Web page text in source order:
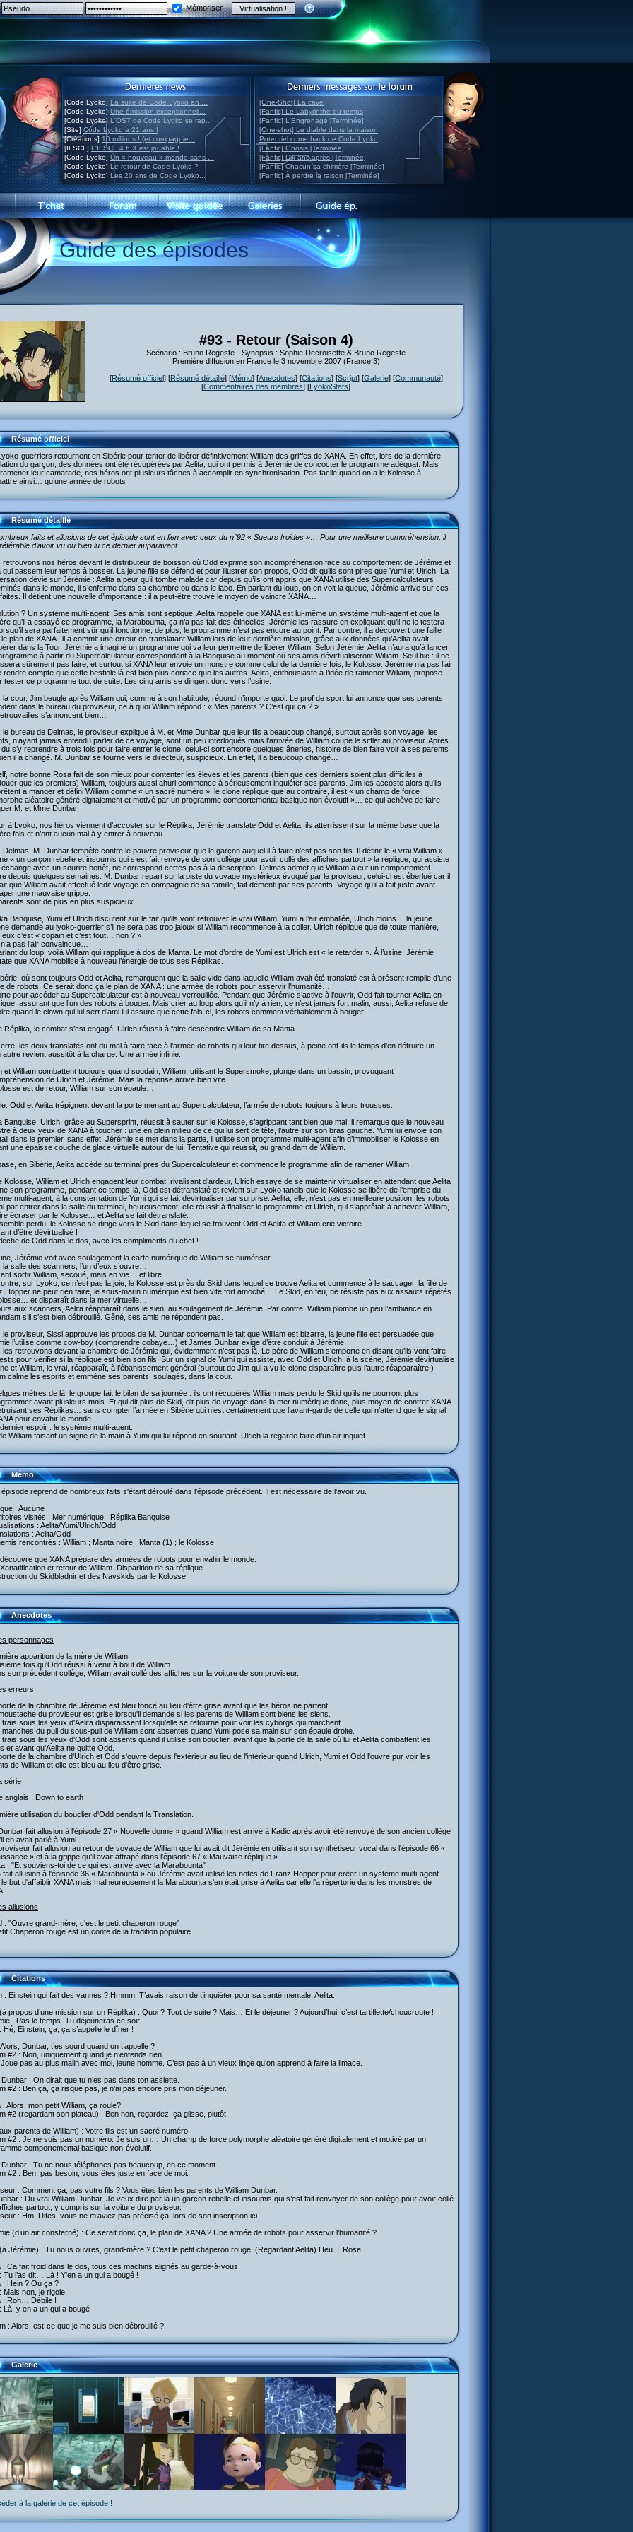
Mémoriser
[Code Lyoko] La suite de Code Lyoko en ...
[Code Lyoko] Une émission exceptionnell...
[Code Lyoko] L'OST de Code Lyoko se rap...
[Site] Code Lyoko a 21 ans !
[Créations] 10 millions ! (et compagnie...
[IFSCL] L'IFSCL 4.6.X est jouable !
[Code Lyoko] Un « nouveau » monde sans ...
[Code Lyoko] Le retour de Code Lyoko ?
[Code Lyoko] Les 20 ans de Code Lyoko...
[One-Shot] La cave
[Fanfic] Le Labyrinthe du temps
[Fanfic] L'Engrenage [Terminée]
[One-shot] Le diable dans la maison
Potentiel come back de Code Lyoko
[Fanfic] Gnosis [Terminée]
[Fanfic] Dix ans après [Terminée]
[Fanfic] Chacun sa chimère [Terminée]
[Fanfic] À perdre la raison [Terminée]
Guide des épisodes
#93 - Retour (Saison 4)
Scénario : Bruno Regeste - Synopsis : Sophie Decroisette & Bruno Regeste
Première diffusion en France le 3 novembre 2007 (France 3)
[Résumé officiel] [Résumé détaillé] [Mémo] [Anecdotes] [Citations] [Script] [Galerie] [Communauté]
[Commentaires des membres] [LyokoStats]
Résumé officiel
guerriers retournent en Sibérie pour tenter de libérer définitivement William des griffes de XANA. En effet, lors de la dernière
du garçon, des données ont été récupérées par Aelita, qui ont permis à Jérémie de concocter le programme adéquat. Mais
leur camarade, nos héros ont plusieurs tâches à accomplir en synchronisation. Pas facile quand on a le Kolosse à
ainsi… qu’une armée de robots !
Résumé détaillé
faits et allusions de cet épisode sont en lien avec ceux du n°92 « Sueurs froides »… Pour une meilleure compréhension, il
d’avoir vu ou bien lu ce dernier auparavant.
retrouvons nos héros devant le distributeur de boisson où Odd exprime son incompréhension face au comportement de Jérémie et
qui passent leur temps à bosser. La jeune fille se défend et pour illustrer son propos, Odd dit qu’ils sont pires que Yumi et Ulrich. La
dévie sur Jérémie : Aelita a peur qu’il tombe malade car depuis qu’ils ont appris que XANA utilise des Supercalculateurs
dans le monde, il s’enferme dans sa chambre ou dans le labo. En parlant du loup, on en voit la queue, Jérémie arrive sur ces
Il détient une nouvelle d’importance : il a peut-être trouvé le moyen de vaincre XANA…
? Un système multi-agent. Ses amis sont septique, Aelita rappelle que XANA est lui-même un système multi-agent et que la
qu’il a essayé ce programme, la Marabounta, ça n’a pas fait des étincelles. Jérémie les rassure en expliquant qu’il ne le testera
sera parfaitement sûr qu’il fonctionne, de plus, le programme n’est pas encore au point. Par contre, il a découvert une faille
plan de XANA : il a commit une erreur en translatant William lors de leur dernière mission, grâce aux données qu’Aelita avait
dans la Tour, Jérémie a imaginé un programme qui va leur permettre de libérer William. Selon Jérémie, Aelita n’aura qu’à lancer
à partir du Supercalculateur correspondant à la Banquise au moment où ses amis dévirtualiseront William. Seul hic : il ne
sûrement pas faire, et surtout si XANA leur envoie un monstre comme celui de la dernière fois, le Kolosse. Jérémie n’a pas l’air
rendre compte que cette bestiole là est bien plus coriace que les autres. Aelita, enthousiaste à l’idée de ramener William, propose
tester ce programme tout de suite. Les cinq amis se dirigent donc vers l’usine.
la cour, Jim beugle après William qui, comme à son habitude, répond n’importe quoi. Le prof de sport lui annonce que ses parents
dans le bureau du proviseur, ce à quoi William répond : « Mes parents ? C’est qui ça ? »
s’annoncent bien…
le bureau de Delmas, le proviseur explique à M. et Mme Dunbar que leur fils a beaucoup changé, surtout après son voyage, les
n’ayant jamais entendu parler de ce voyage, sont un peu interloqués mais l’arrivée de William coupe le sifflet au proviseur. Après
s’y reprendre à trois fois pour faire entrer le clone, celui-ci sort encore quelques âneries, histoire de bien faire voir à ses parents
il a changé. M. Dunbar se tourne vers le directeur, suspicieux. En effet, il a beaucoup changé…
notre bonne Rosa fait de son mieux pour contenter les élèves et les parents (bien que ces derniers soient plus difficiles à
que les premiers) William, toujours aussi ahuri commence à sérieusement inquiéter ses parents. Jim les accoste alors qu’ils
à manger et défini William comme « un sacré numéro », le clone réplique que au contraire, il est « un champ de force
aléatoire généré digitalement et motivé par un programme comportemental basique non évolutif »… ce qui achève de faire
M. et Mme Dunbar.
à Lyoko, nos héros viennent d’accoster sur le Réplika, Jérémie translate Odd et Aelita, ils atterrissent sur la même base que la
fois et n’ont aucun mal à y entrer à nouveau.
Delmas, M. Dunbar tempête contre le pauvre proviseur que le garçon auquel il à faire n’est pas son fils. Il définit le « vrai William »
« un garçon rebelle et insoumis qui s’est fait renvoyé de son collège pour avoir collé des affiches partout » la réplique, qui assiste
avec un sourire benêt, ne correspond certes pas à la description. Delmas admet que William a eut un comportement
depuis quelques semaines. M. Dunbar repart sur la piste du voyage mystérieux évoqué par le proviseur, celui-ci est éberlué car il
que William avait effectué ledit voyage en compagnie de sa famille, fait démenti par ses parents. Voyage qu’il a fait juste avant
une mauvaise grippe.
sont de plus en plus suspicieux…
Banquise, Yumi et Ulrich discutent sur le fait qu’ils vont retrouver le vrai William. Yumi a l’air emballée, Ulrich moins… la jeune
demande au lyoko-guerrier s’il ne sera pas trop jaloux si William recommence à la coller. Ulrich réplique que de toute manière,
eux c’est « copain et c’est tout… non ? »
pas l’air convaincue…
du loup, voilà William qui rapplique à dos de Manta. Le mot d’ordre de Yumi est Ulrich est « le retarder ». À l’usine, Jérémie
que XANA mobilise à nouveau l’énergie de tous ses Réplikas.
où sont toujours Odd et Aelita, remarquent que la salle vide dans laquelle William avait été translaté est à présent remplie d’une
de robots. Ce serait donc ça le plan de XANA : une armée de robots pour asservir l’humanité…
pour accéder au Supercalculateur est à nouveau verrouillée. Pendant que Jérémie s’active à l’ouvrir, Odd fait tourner Aelita en
assurant que l’un des robots à bouger. Mais crier au loup alors qu’il n’y à rien, ce n’est jamais fort malin, aussi, Aelita refuse de
quand le clown qui lui sert d’ami lui assure que cette fois-ci, les robots comment véritablement à bouger…
Réplika, le combat s’est engagé, Ulrich réussit à faire descendre William de sa Manta.
les deux translatés ont du mal à faire face à l’armée de robots qui leur tire dessus, à peine ont-ils le temps d’en détruire un
autre revient aussitôt à la charge. Une armée infinie.
et William combattent toujours quand soudain, William, utilisant le Supersmoke, plonge dans un bassin, provoquant
de Ulrich et Jérémie. Mais la réponse arrive bien vite…
est de retour, William sur son épaule…
Odd et Aelita trépignent devant la porte menant au Supercalculateur, l’armée de robots toujours à leurs trousses.
Banquise, Ulrich, grâce au Supersprint, réussit à sauter sur le Kolosse, s’agrippant tant bien que mal, il remarque que le nouveau
à deux yeux de XANA à toucher : une en plein milieu de ce qui lui sert de tête, l’autre sur son bras gauche. Yumi lui envoie son
dans le premier, sans effet. Jérémie se met dans la partie, il utilise son programme multi-agent afin d’immobiliser le Kolosse en
une épaisse couche de glace virtuelle autour de lui. Tentative qui réussit, au grand dam de William.
en Sibérie, Aelita accède au terminal près du Supercalculateur et commence le programme afin de ramener William.
Kolosse, William et Ulrich engagent leur combat, rivalisant d’ardeur, Ulrich essaye de se maintenir virtualiser en attendant que Aelita
son programme, pendant ce temps-là, Odd est détranslaté et revient sur Lyoko tandis que le Kolosse se libère de l’emprise du
multi-agent, à la consternation de Yumi qui se fait dévirtualiser par surprise. Aelita, elle, n’est pas en meilleure position, les robots
par entrer dans la salle du terminal, heureusement, elle réussit à finaliser le programme et Ulrich, qui s’apprêtait à achever William,
écraser par le Kolosse… et Aelita se fait détranslaté.
perdu, le Kolosse se dirige vers le Skid dans lequel se trouvent Odd et Aelita et William crie victoire…
d’être dévirtualisé !
de Odd dans le dos, avec les compliments du chef !
Jérémie voit avec soulagement la carte numérique de William se numériser...
la salle des scanners, l’un d’eux s’ouvre…
sortir William, secoué, mais en vie… et libre !
sur Lyoko, ce n’est pas la joie, le Kolosse est près du Skid dans lequel se trouve Aelita et commence à le saccager, la fille de
Hopper ne peut rien faire, le sous-marin numérique est bien vite fort amoché… Le Skid, en feu, ne résiste pas aux assauts répétés
et disparaît dans la mer virtuelle…
aux scanners, Aelita réapparaît dans le sien, au soulagement de Jérémie. Par contre, William plombe un peu l’ambiance en
s’il s’est bien débrouillé. Gêné, ses amis ne répondent pas.
le proviseur, Sissi approuve les propos de M. Dunbar concernant le fait que William est bizarre, la jeune fille est persuadée que
l’utilise comme cow-boy (comprendre cobaye…) et James Dunbar exige d’être conduit à Jérémie.
les retrouvons devant la chambre de Jérémie qui, évidemment n’est pas là. Le père de William s’emporte en disant qu’ils vont faire
pour vérifier si la réplique est bien son fils. Sur un signal de Yumi qui assiste, avec Odd et Ulrich, à la scène, Jérémie dévirtualise
et William, le vrai, réapparaît, à l’ébahissement général (surtout de Jim qui a vu le clone disparaître puis l’autre réapparaître.)
calme les esprits et emmène ses parents, soulagés, dans la cour.
mètres de là, le groupe fait le bilan de sa journée : ils ont récupérés William mais perdu le Skid qu’ils ne pourront plus
avant plusieurs mois. Et qui dit plus de Skid, dit plus de voyage dans la mer numérique donc, plus moyen de contrer XANA
ses Réplikas… sans compter l’armée en Sibérie qui n’est certainement que l’avant-garde de celle qui n’attend que le signal
pour envahir le monde…
espoir : le système multi-agent.
William faisant un signe de la main à Yumi qui lui répond en souriant. Ulrich la regarde faire d’un air inquiet…
Mémo
reprend de nombreux faits s'étant déroulé dans l'épisode précédent. Il est nécessaire de l'avoir vu.
: Aucune
visités : Mer numérique ; Réplika Banquise
: Aelita/Yumi/Ulrich/Odd
: Aelita/Odd
rencontrés : William ; Manta noire ; Manta (1) ; le Kolosse
que XANA prépare des armées de robots pour envahir le monde.
et retour de William. Disparition de sa réplique.
du Skidbladnir et des Navskids par le Kolosse.
Anecdotes
personnages
apparition de la mère de William.
fois qu'Odd réussi à venir à bout de William.
son précédent collège, William avait collé des affiches sur la voiture de son proviseur.
erreurs
de la chambre de Jérémie est bleu foncé au lieu d'être grise avant que les héros ne partent.
du proviseur est grise lorsqu'il demande si les parents de William sont biens les siens.
trais sous les yeux d'Aelita disparaissent lorsqu'elle se retourne pour voir les cyborgs qui marchent.
du pull du sous-pull de William sont absentes quand Yumi pose sa main sur son épaule droite.
trais sous les yeux d'Odd sont absents quand il utilise son bouclier, avant que la porte de la salle où lui et Aelita combattent les
et avant qu'Aelita ne quitte Odd.
de la chambre d'Ulrich et Odd s'ouvre depuis l'extérieur au lieu de l'intérieur quand Ulrich, Yumi et Odd l'ouvre pur voir les
de William et elle est bleu au lieu d'être grise.
série
anglais : Down to earth
utilisation du bouclier d'Odd pendant la Translation.
fait allusion à l'épisode 27 « Nouvelle donne » quand William est arrivé à Kadic après avoir été renvoyé de son ancien collège
en avait parlé à Yumi.
fait allusion au retour de voyage de William que lui avait dit Jérémie en utilisant son synthétiseur vocal dans l'épisode 66 «
» et à la grippe qu'il avait attrapé dans l'épisode 67 « Mauvaise réplique ».
: "Et souviens-toi de ce qui est arrivé avec la Marabounta"
fait allusion à l'épisode 36 « Marabounta » où Jérémie avait utilisé les notes de Franz Hopper pour créer un système multi-agent
but d'affaiblir XANA mais malheureusement la Marabounta s'en était prise à Aelita car elle l'a répertorie dans les monstres de
allusions
: "Ouvre grand-mère, c'est le petit chaperon rouge"
Chaperon rouge est un conte de la tradition populaire.
Citations
: Einstein qui fait des vannes ? Hmmm. T’avais raison de t’inquiéter pour sa santé mentale, Aelita.
propos d’une mission sur un Réplika) : Quoi ? Tout de suite ? Mais… Et le déjeuner ? Aujourd’hui, c’est tartiflette/choucroute !
: Pas le temps. Tu déjeuneras ce soir.
Hé, Einstein, ça, ça s’appelle le dîner !
Dunbar, t’es sourd quand on t’appelle ?
#2 : Non, uniquement quand je n’entends rien.
pas au plus malin avec moi, jeune homme. C’est pas à un vieux linge qu’on apprend à faire la limace.
Dunbar : On dirait que tu n’es pas dans ton assiette.
#2 : Ben ça, ça risque pas, je n’ai pas encore pris mon déjeuner.
: Alors, mon petit William, ça roule?
#2 (regardant son plateau) : Ben non, regardez, ça glisse, plutôt.
parents de William) : Votre fils est un sacré numéro.
#2 : Je ne suis pas un numéro. Je suis un… Un champ de force polymorphe aléatoire généré digitalement et motivé par un
comportemental basique non-évolutif.
Dunbar : Tu ne nous téléphones pas beaucoup, en ce moment.
#2 : Ben, pas besoin, vous êtes juste en face de moi.
: Comment ça, pas votre fils ? Vous êtes bien les parents de William Dunbar.
: Du vrai William Dunbar. Je veux dire par là un garçon rebelle et insoumis qui s’est fait renvoyer de son collège pour avoir collé
partout, y compris sur la voiture du proviseur.
: Hm. Dites, vous ne m’aviez pas précisé ça, lors de son inscription ici.
(d’un air consterné) : Ce serait donc ça, le plan de XANA ? Une armée de robots pour asservir l’humanité ?
Jérémie) : Tu nous ouvres, grand-mère ? C’est le petit chaperon rouge. (Regardant Aelita) Heu… Rose.
: Ca fait froid dans le dos, tous ces machins alignés au garde-à-vous.
Tu l’as dit… Là ! Y'en a un qui a bougé !
: Hein ? Où ça ?
Mais non, je rigole.
: Roh… Débile !
Là, y en a un qui a bougé !
: Alors, est-ce que je me suis bien débrouillé ?
Galerie
à la galerie de cet épisode !